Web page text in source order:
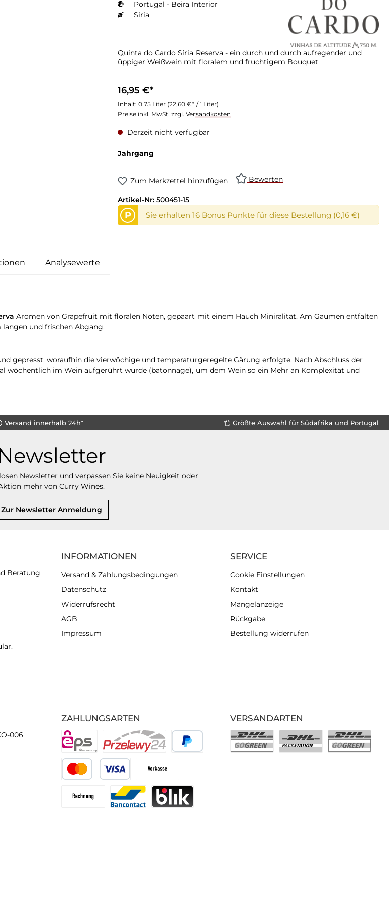
Portugal - Beira Interior
Siria
Quinta do Cardo Síria Reserva - ein durch und durch aufregender und
üppiger Weißwein mit floralem und fruchtigem Bouquet
16,95 €*
Inhalt: 0.75 Liter (22,60 €* / 1 Liter)
Preise inkl. MwSt. zzgl. Versandkosten
Derzeit nicht verfügbar
Jahrgang
Zum Merkzettel hinzufügen Bewerten
Artikel-Nr: 500451-15
P Sie erhalten 16 Bonus Punkte für diese Bestellung (0,16 €)
Analysewerte
Aromen von Grapefruit mit floralen Noten, gepaart mit einem Hauch Miniralität. Am Gaumen entfalten
und frischen Abgang.
gepresst, woraufhin die vierwöchige und temperaturgeregelte Gärung erfolgte. Nach Abschluss der
wöchentlich im Wein aufgerührt wurde (batonnage), um dem Wein so ein Mehr an Komplexität und
Versand innerhalb 24h* Größte Auswahl für Südafrika und Portugal
Newsletter und verpassen Sie keine Neuigkeit oder
mehr von Curry Wines.
Zur Newsletter Anmeldung
Beratung
.
ZAHLUNGSARTEN
006
INFORMATIONEN
Versand & Zahlungsbedingungen
Datenschutz
Widerrufsrecht
AGB
Impressum
SERVICE
Cookie Einstellungen
Kontakt
Mängelanzeige
Rückgabe
Bestellung widerrufen
VERSANDARTEN